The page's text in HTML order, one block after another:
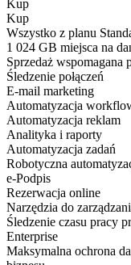
Kup
Kup
Wszystko z planu
1 024 GB miejsca na
Sprzedaż wspomagana
Śledzenie połączeń
E-mail marketing
Automatyzacja
Automatyzacja reklam
Analityka i raporty
Automatyzacja zadań
Robotyczna
e-Podpis
Rezerwacja online
Narzędzia do
Śledzenie czasu pracy
Enterprise
Maksymalna ochrona